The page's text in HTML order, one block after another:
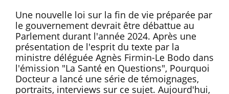
Une nouvelle loi sur la fin de vie préparée par
le gouvernement devrait être débattue au
Parlement durant l'année 2024. Après une
présentation de l'esprit du texte par la
ministre déléguée Agnès Firmin-Le Bodo dans
l'émission "La Santé en Questions", Pourquoi
Docteur a lancé une série de témoignages,
portraits, interviews sur ce sujet. Aujourd'hui,